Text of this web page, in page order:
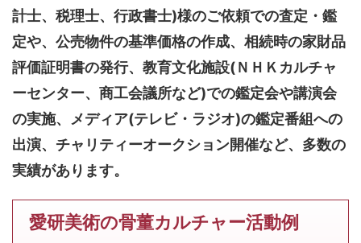
計士、税理士、行政書士)様のご依頼での査定・鑑
定や、公売物件の基準価格の作成、相続時の家財品
評価証明書の発行、教育文化施設(ＮＨＫカルチャ
ーセンター、商工会議所など)での鑑定会や講演会
の実施、メディア(テレビ・ラジオ)の鑑定番組への
出演、チャリティーオークション開催など、多数の
実績があります。
愛研美術の骨董カルチャー活動例